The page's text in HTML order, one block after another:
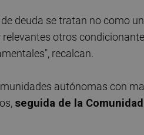
deuda se tratan no como
otros
recalcan.
autónomas con
seguida de la